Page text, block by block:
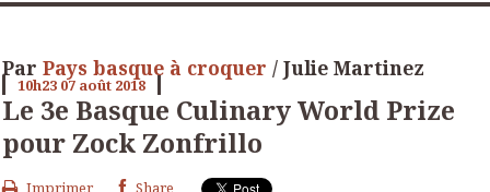
Par Pays basque à croquer / Julie Martinez
10h23 07 août 2018
Le 3e Basque Culinary World Prize
pour Zock Zonfrillo
Imprimer Share